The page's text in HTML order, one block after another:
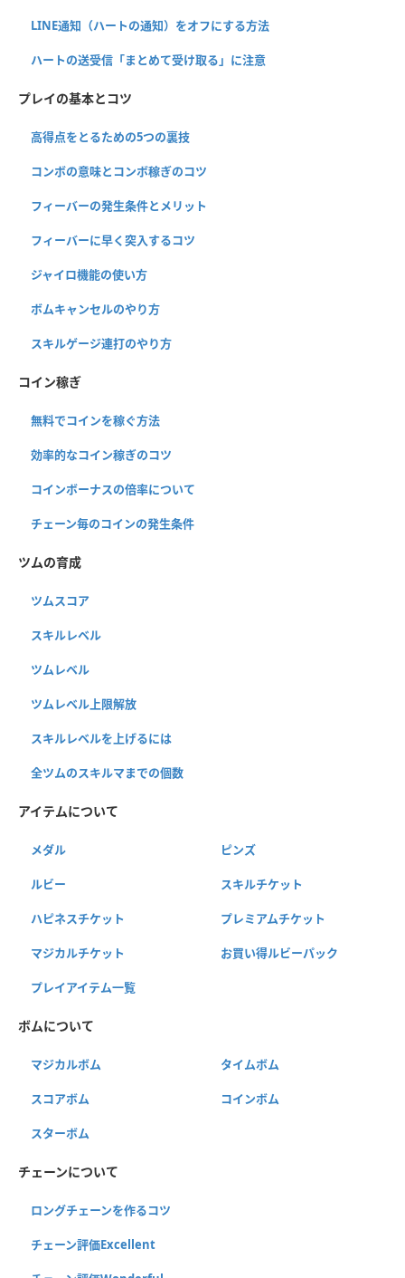
LINE通知（ハートの通知）をオフにする方法
ハートの送受信「まとめて受け取る」に注意
プレイの基本とコツ
高得点をとるための5つの裏技
コンボの意味とコンボ稼ぎのコツ
フィーバーの発生条件とメリット
フィーバーに早く突入するコツ
ジャイロ機能の使い方
ボムキャンセルのやり方
スキルゲージ連打のやり方
コイン稼ぎ
無料でコインを稼ぐ方法
効率的なコイン稼ぎのコツ
コインボーナスの倍率について
チェーン毎のコインの発生条件
ツムの育成
ツムスコア
スキルレベル
ツムレベル
ツムレベル上限解放
スキルレベルを上げるには
全ツムのスキルマまでの個数
アイテムについて
メダル ピンズ
ルビー スキルチケット
ハピネスチケット プレミアムチケット
マジカルチケット お買い得ルビーパック
プレイアイテム一覧
ボムについて
マジカルボム タイムボム
スコアボム コインボム
スターボム
チェーンについて
ロングチェーンを作るコツ
チェーン評価Excellent